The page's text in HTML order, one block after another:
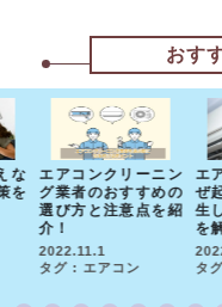
おす
な
を
エアコンクリーニン
グ業者のおすすめの
選び方と注意点を紹
介！
2022.11.1
タグ : エアコン
エ
ぜ
生
を
タ